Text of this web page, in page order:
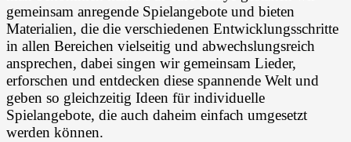
gemeinsam anregende Spielangebote und bieten
Materialien, die die verschiedenen Entwicklungsschritte
in allen Bereichen vielseitig und abwechslungsreich
ansprechen, dabei singen wir gemeinsam Lieder,
erforschen und entdecken diese spannende Welt und
geben so gleichzeitig Ideen für individuelle
Spielangebote, die auch daheim einfach umgesetzt
werden können.